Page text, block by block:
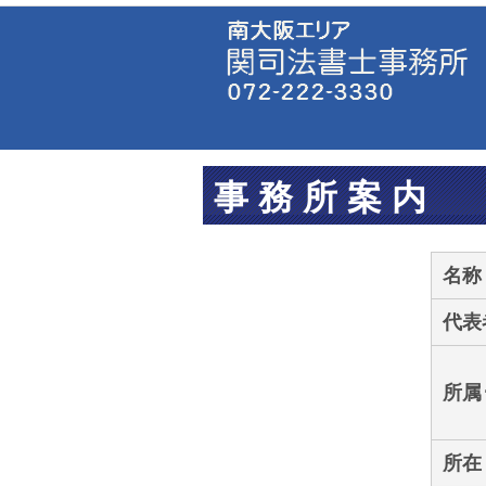
事 務 所 案 内
名称
代表
所属
所在